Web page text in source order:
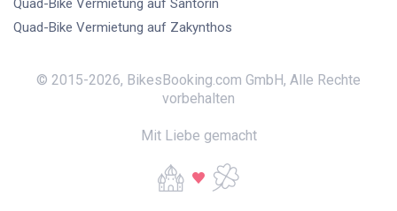
Quad-Bike Vermietung auf Santorin
Quad-Bike Vermietung auf Zakynthos
© 2015-2026, BikesBooking.com GmbH, Alle Rechte
vorbehalten
Mit Liebe gemacht